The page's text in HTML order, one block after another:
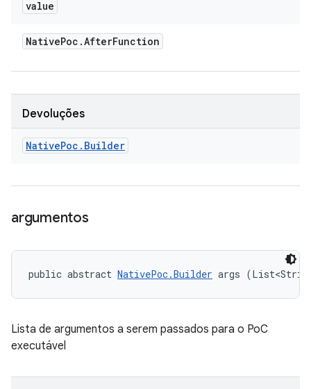
value
NativePoc .AfterFunction
Devoluções
NativePoc . Builder
argumentos
public abstract NativePoc.Builder args
Lista de argumentos a serem passados ​​para o PoC
executável